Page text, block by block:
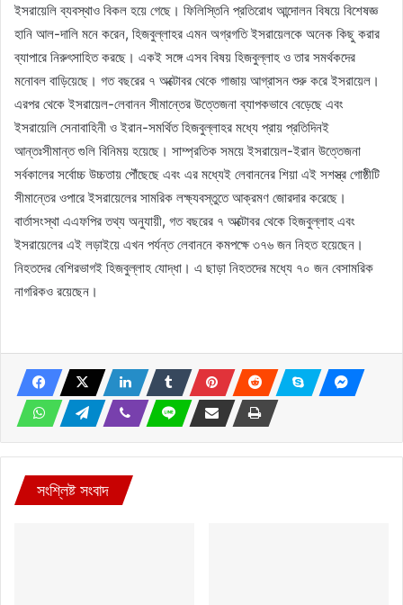
ইসরায়েলি ব্যবস্থাও বিকল হয়ে গেছে। ফিলিস্তিনি প্রতিরোধ আন্দোলন বিষয়ে বিশেষজ্ঞ
হানি আল-দালি মনে করেন, হিজবুল্লাহর এমন অগ্রগতি ইসরায়েলকে অনেক কিছু করার
ব্যাপারে নিরুৎসাহিত করছে। একই সঙ্গে এসব বিষয় হিজবুল্লাহ ও তার সমর্থকদের
মনোবল বাড়িয়েছে। গত বছরের ৭ অক্টোবর থেকে গাজায় আগ্রাসন শুরু করে ইসরায়েল।
এরপর থেকে ইসরায়েল-লেবানন সীমান্তের উত্তেজনা ব্যাপকভাবে বেড়েছে এবং
ইসরায়েলি সেনাবাহিনী ও ইরান-সমর্থিত হিজবুল্লাহর মধ্যে প্রায় প্রতিদিনই
আন্তঃসীমান্ত গুলি বিনিময় হয়েছে। সাম্প্রতিক সময়ে ইসরায়েল-ইরান উত্তেজনা
সর্বকালের সর্বোচ্চ উচ্চতায় পৌঁছেছে এবং এর মধ্যেই লেবাননের শিয়া এই সশস্ত্র গোষ্ঠীটি
সীমান্তের ওপারে ইসরায়েলের সামরিক লক্ষ্যবস্তুতে আক্রমণ জোরদার করেছে।
বার্তাসংস্থা এএফপির তথ্য অনুযায়ী, গত বছরের ৭ অক্টোবর থেকে হিজবুল্লাহ এবং
ইসরায়েলের এই লড়াইয়ে এখন পর্যন্ত লেবাননে কমপক্ষে ৩৭৬ জন নিহত হয়েছেন।
নিহতদের বেশিরভাগই হিজবুল্লাহ যোদ্ধা। এ ছাড়া নিহতদের মধ্যে ৭০ জন বেসামরিক
নাগরিকও রয়েছেন।
সংশ্লিষ্ট সংবাদ